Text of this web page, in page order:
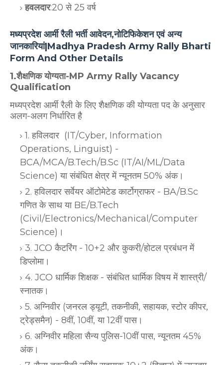
हवलदार:20 से 25 वर्ष
मध्यप्रदेश आर्मी रैली भर्ती आवेदन,नोटिफिकेशन एवं अन्य
जानकारियां|Madhya Pradesh Army Rally Bharti
Form And Other Details
1.शैक्षणिक योग्यता-MP Army Rally Vacancy
Qualification
मध्यप्रदेश आर्मी रैली के लिए शैक्षणिक की योग्यता पद के अनुसार
अलग-अलग निर्धारित है
1. हविलदार (IT/Cyber, Information
Operations, Linguist) -
BCA/MCA/B.Tech/B.Sc (IT/AI/ML/Data
Science) या संबंधित क्षेत्र में न्यूनतम 50% अंक।
2. हविलदार सर्वेयर ऑटोमेटेड कार्टोग्राफर - BA/B.Sc
गणित के साथ या BE/B.Tech
(Civil/Electronics/Mechanical/Computer
Science)।
3. JCO कैटरिंग - 10+2 और कुकरी/होटल प्रबंधन में
डिप्लोमा।
4. JCO धार्मिक शिक्षक - संबंधित धार्मिक विषय में शास्त्री/
स्नातक।
5. अग्निवीर (जनरल ड्यूटी, तकनीकी, सहायक, स्टोर कीपर,
ट्रेड्समैन) - 8वीं, 10वीं, या 12वीं पास।
6. अग्निवीर महिला सैन्य पुलिस-10वीं पास, न्यूनतम 45%
अंक।